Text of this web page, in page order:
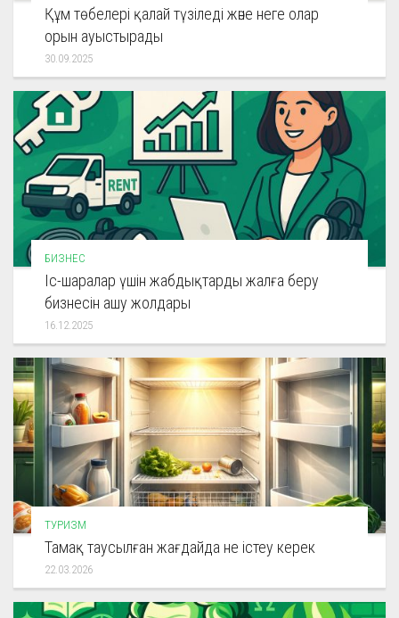
Құм төбелері қалай түзіледі және неге олар
орын ауыстырады
30.09.2025
БИЗНЕС
Іс-шаралар үшін жабдықтарды жалға беру
бизнесін ашу жолдары
16.12.2025
ТУРИЗМ
Тамақ таусылған жағдайда не істеу керек
22.03.2026